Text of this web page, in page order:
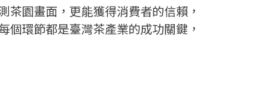
園畫面，更能獲得消費者的信賴，
個環節都是臺灣茶產業的成功關鍵，